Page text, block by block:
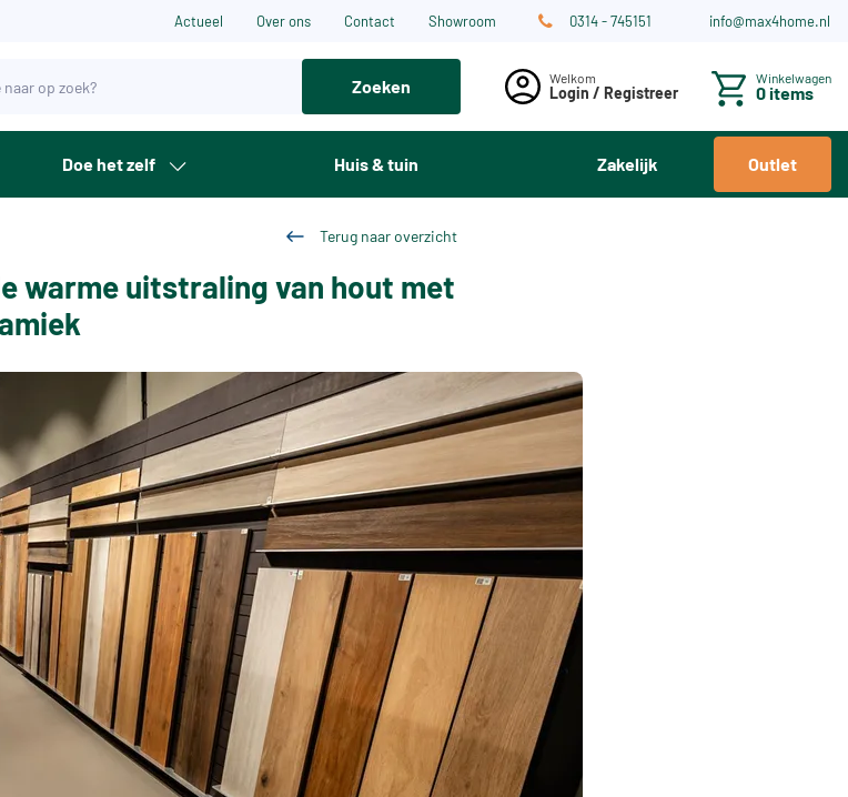
Actueel Over ons Contact Showroom 0314 - 745151 info@max4home.nl
Zoeken Login / Registreer
Winkelwagen
0 items
Doe het zelf Huis & tuin Zakelijk Outlet
Terug naar overzicht
warme uitstraling van hout met